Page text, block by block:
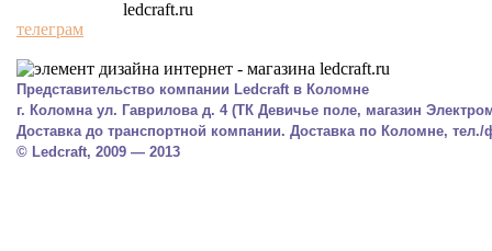
телеграм
Представительство компании Ledcraft в Коломне
г. Коломна ул. Гаврилова д. 4 (ТК Девичье поле, магазин
Доставка до транспортной компании. Доставка по Коломне, тел./
© Ledcraft, 2009 — 2013